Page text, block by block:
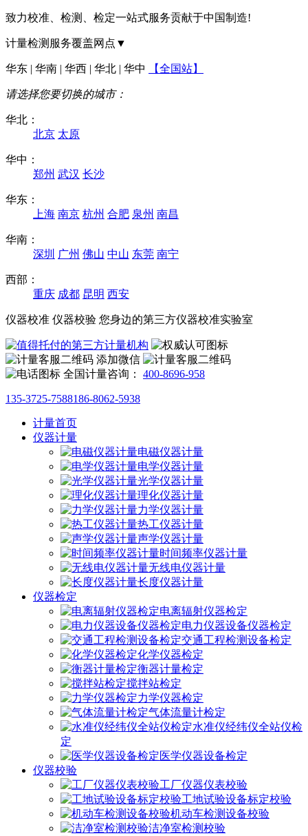
致力校准、检测、检定一站式服务贡献于中国制造!
计量检测服务覆盖网点▼
华东 | 华南 | 华西 | 华北 | 华中 【全国站】
请选择您要切换的城市：
华北：
北京 太原
华中：
郑州 武汉 长沙
华东：
上海 南京 杭州 合肥 泉州 南昌
华南：
深圳
广州 佛山 中山 东莞 南宁
西部：
重庆 成都 昆明 西安
仪器校准 仪器校验 您身边的第三方仪器校准实验室
添加微信
全国计量咨询：
400-8696-958
135-3725-7588186-8062-5938
计量首页
仪器计量
电磁仪器计量
电学仪器计量
光学仪器计量
理化仪器计量
力学仪器计量
热工仪器计量
声学仪器计量
时间频率仪器计量
无线电仪器计量
长度仪器计量
仪器检定
电离辐射仪器检定
电力仪器设备仪器检定
交通工程检测设备检定
化学仪器检定
衡器计量检定
搅拌站检定
力学仪器检定
气体流量计检定
水准仪经纬仪全站仪检
定
医学仪器设备检定
仪器校验
工厂仪器仪表校验
工地试验设备标定校验
机动车检测设备校验
洁净室检测校验